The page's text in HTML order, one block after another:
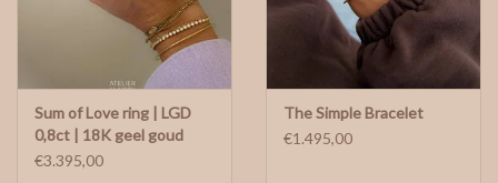
Sum of Love ring | LGD
0,8ct | 18K geel goud
€3.395,00
The Simple Bracelet
€1.495,00